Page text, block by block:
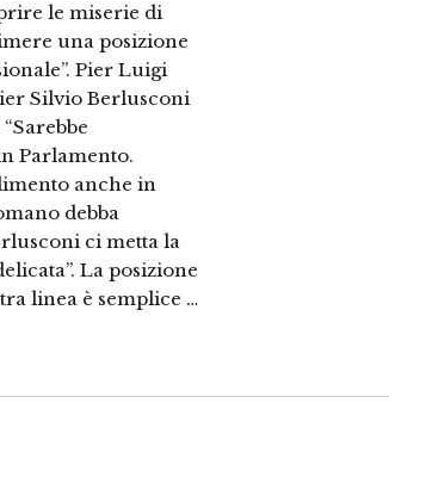
le miserie di
una posizione
Pier Luigi
Silvio Berlusconi
Parlamento.
anche in
debba
ci metta la
La posizione
linea è semplice …